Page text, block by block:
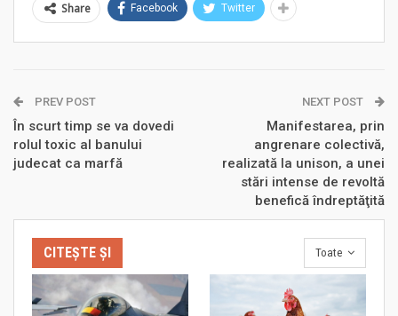
Share Facebook Twitter
PREV POST
În scurt timp se va dovedi
rolul toxic al banului
judecat ca marfă
NEXT POST
Manifestarea, prin
angrenare colectivă,
realizată la unison, a unei
stări intense de revoltă
benefică îndreptăţită
Toate
CITEȘTE ȘI